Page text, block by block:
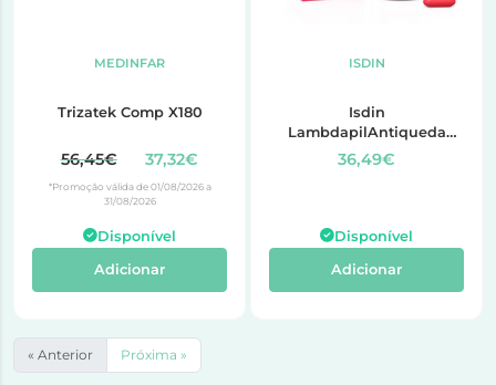
MEDINFAR
Trizatek Comp X180
56,45€ 37,32€
*Promoção válida de 01/08/2026 a
31/08/2026
Disponível
Adicionar
ISDIN
Isdin
LambdapilAntiqueda
5APlus CapsX60, cáps
mole
36,49€
Disponível
Adicionar
« Anterior Próxima »